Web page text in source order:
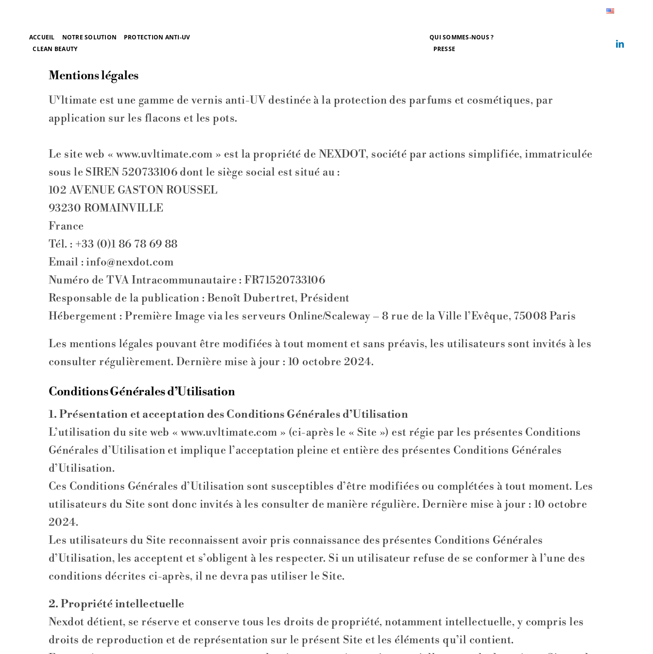
contenu
ACCUEIL NOTRE SOLUTION
PROTECTION ANTI-UV
CLEAN BEAUTY
QUI SOMMES-NOUS ?
PRESSE
Mentions légales
Uvltimate est une gamme de vernis anti-UV destinée à la protection des parfums et cosmétiques, par
application sur les flacons et les pots.
Le site web « www.uvltimate.com » est la propriété de NEXDOT, société par actions simplifiée, immatriculée
sous le SIREN 520733106 dont le siège social est situé au :
102 AVENUE GASTON ROUSSEL
93230 ROMAINVILLE
France
Tél. : +33 (0)1 86 78 69 88
Email : info@nexdot.com
Numéro de TVA Intracommunautaire : FR71520733106
Responsable de la publication : Benoît Dubertret, Président
Hébergement : Première Image via les serveurs Online/Scaleway – 8 rue de la Ville l’Evêque, 75008 Paris
Les mentions légales pouvant être modifiées à tout moment et sans préavis, les utilisateurs sont invités à les
consulter régulièrement. Dernière mise à jour : 10 octobre 2024.
Conditions Générales d’Utilisation
1. Présentation et acceptation des Conditions Générales d’Utilisation
L’utilisation du site web « www.uvltimate.com » (ci-après le « Site ») est régie par les présentes Conditions
Générales d’Utilisation et implique l’acceptation pleine et entière des présentes Conditions Générales
d’Utilisation.
Ces Conditions Générales d’Utilisation sont susceptibles d’être modifiées ou complétées à tout moment. Les
utilisateurs du Site sont donc invités à les consulter de manière régulière. Dernière mise à jour : 10 octobre
2024.
Les utilisateurs du Site reconnaissent avoir pris connaissance des présentes Conditions Générales
d’Utilisation, les acceptent et s’obligent à les respecter. Si un utilisateur refuse de se conformer à l’une des
conditions décrites ci-après, il ne devra pas utiliser le Site.
2. Propriété intellectuelle
Nexdot détient, se réserve et conserve tous les droits de propriété, notamment intellectuelle, y compris les
droits de reproduction et de représentation sur le présent Site et les éléments qu’il contient.